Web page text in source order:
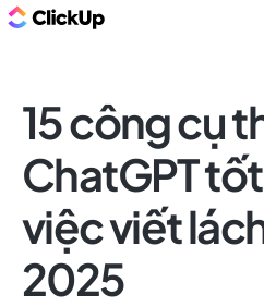
15 công cụ
ChatGPT
việc viết
2025